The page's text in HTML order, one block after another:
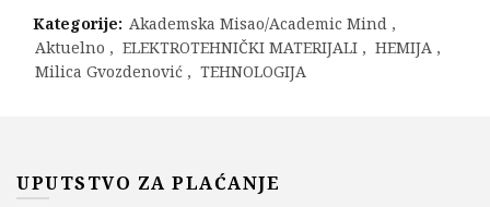
Kategorije: Akademska Misao/Academic Mind ,
Aktuelno , ELEKTROTEHNIČKI MATERIJALI , HEMIJA ,
Milica Gvozdenović , TEHNOLOGIJA
UPUTSTVO ZA PLAĆANJE